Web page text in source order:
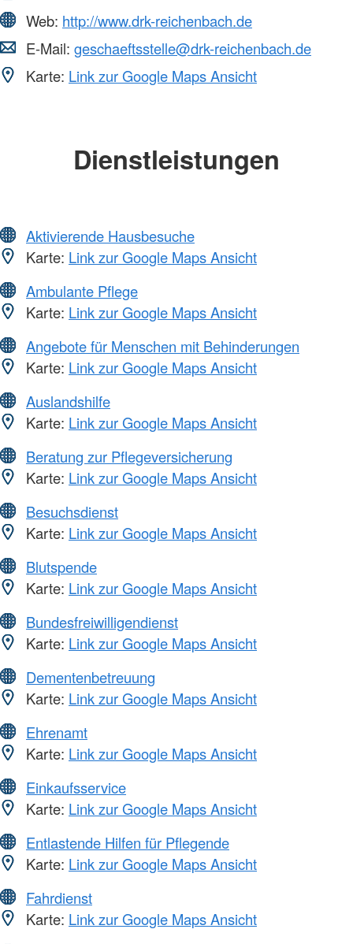
Web: http://www.drk-reichenbach.de
E-Mail: geschaeftsstelle@drk-reichenbach.de
Karte: Link zur Google Maps Ansicht
Dienstleistungen
Aktivierende Hausbesuche
Karte: Link zur Google Maps Ansicht
Ambulante Pflege
Karte: Link zur Google Maps Ansicht
Angebote für Menschen mit Behinderungen
Karte: Link zur Google Maps Ansicht
Auslandshilfe
Karte: Link zur Google Maps Ansicht
Beratung zur Pflegeversicherung
Karte: Link zur Google Maps Ansicht
Besuchsdienst
Karte: Link zur Google Maps Ansicht
Blutspende
Karte: Link zur Google Maps Ansicht
Bundesfreiwilligendienst
Karte: Link zur Google Maps Ansicht
Dementenbetreuung
Karte: Link zur Google Maps Ansicht
Ehrenamt
Karte: Link zur Google Maps Ansicht
Einkaufsservice
Karte: Link zur Google Maps Ansicht
Entlastende Hilfen für Pflegende
Karte: Link zur Google Maps Ansicht
Fahrdienst
Karte: Link zur Google Maps Ansicht